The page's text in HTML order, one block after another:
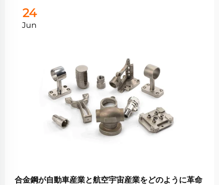
24
Jun
合金鋼が自動車産業と航空宇宙産業をどのように革命